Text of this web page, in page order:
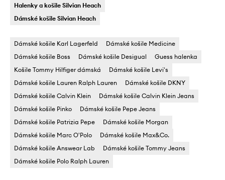
Halenky a košile Silvian Heach
Dámské košile Silvian Heach
Dámské košile Karl Lagerfeld
Dámské košile Medicine
Dámské košile Boss
Dámské košile Desigual
Guess halenka
Košile Tommy Hilfiger dámská
Dámské košile Levi's
Dámské košile Lauren Ralph Lauren
Dámské košile DKNY
Dámské košile Calvin Klein
Dámské košile Calvin Klein Jeans
Dámské košile Pinko
Dámské košile Pepe Jeans
Dámské košile Patrizia Pepe
Dámské košile Morgan
Dámské košile Marc O'Polo
Dámské košile Max&Co.
Dámské košile Answear Lab
Dámské košile Tommy Jeans
Dámské košile Polo Ralph Lauren